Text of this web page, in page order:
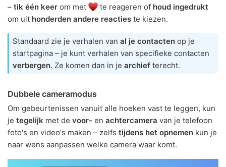
– tik één keer om met te reageren of houd ingedrukt
om uit honderden andere reacties te kiezen.
Standaard zie je verhalen van al je contacten op je
startpagina – je kunt verhalen van specifieke contacten
verbergen. Ze komen dan in je archief terecht.
Dubbele cameramodus
Om gebeurtenissen vanuit alle hoeken vast te leggen, kun
je tegelijk met de voor- en achtercamera van je telefoon
foto's en video's maken – zelfs tijdens het opnemen kun je
naar wens aanpassen welke camera waar komt.